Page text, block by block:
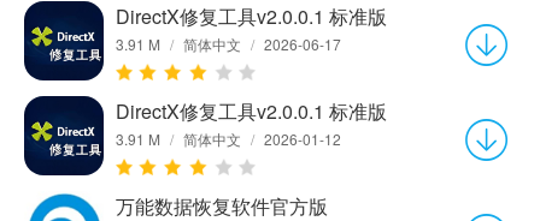
DirectX修复工具v2.0.0.1 标准版
3.91 M / 简体中文 / 2026-06-17
DirectX修复工具v2.0.0.1 标准版
3.91 M / 简体中文 / 2026-01-12
万能数据恢复软件官方版